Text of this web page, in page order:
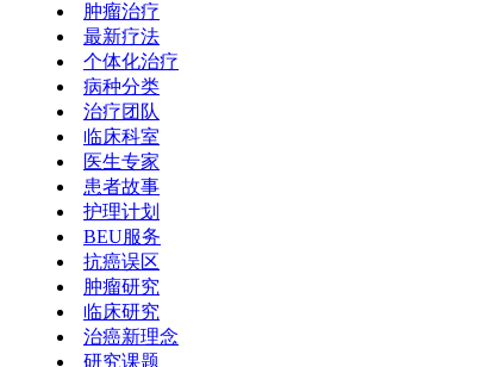
肿瘤治疗
最新疗法
个体化治疗
病种分类
治疗团队
临床科室
医生专家
患者故事
护理计划
BEU服务
抗癌误区
肿瘤研究
临床研究
治癌新理念
研究课题